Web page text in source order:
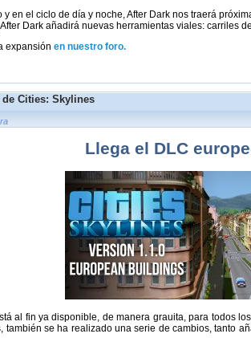
en el ciclo de día y noche, After Dark nos traerá
Dark añadirá nuevas herramientas viales: carriles
expansiónen nuestro foro.
Cities: Skylines
Llega el DLC
al fin ya disponible, de manera grauita, para todos
también se ha realizado una serie de cambios, tanto